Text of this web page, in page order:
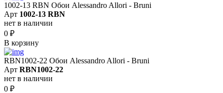
1002-13 RBN Обои Alessandro Allori - Bruni
Арт 1002-13 RBN
нет в наличии
0 ₽
В корзину
RBN1002-22 Обои Alessandro Allori - Bruni
Арт RBN1002-22
нет в наличии
0 ₽